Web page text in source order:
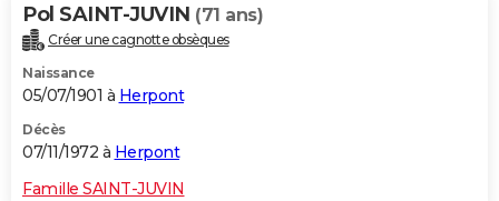
Pol SAINT-JUVIN (71 ans)
Créer une cagnotte obsèques
Naissance
05/07/1901 à Herpont
Décès
07/11/1972 à Herpont
Famille SAINT-JUVIN